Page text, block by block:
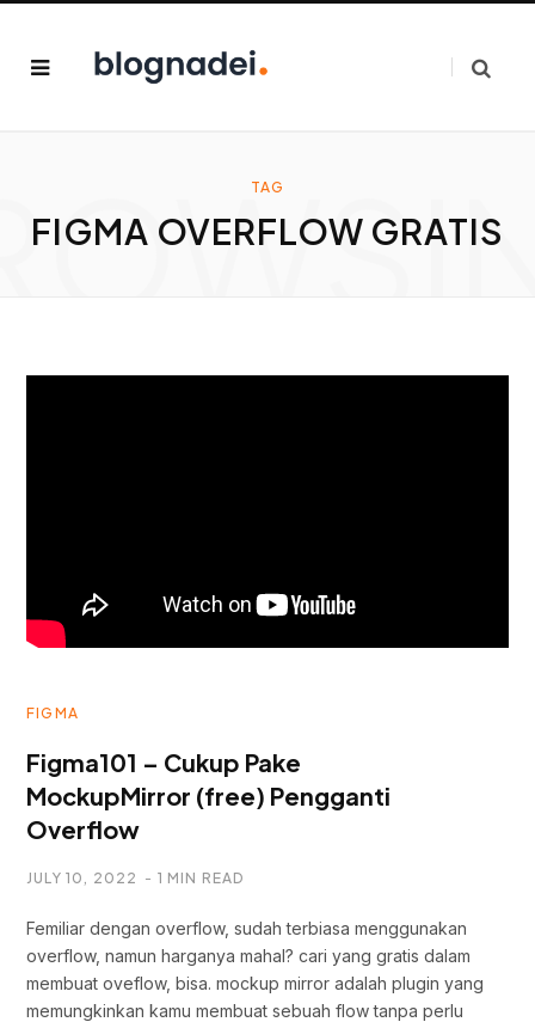
TAG
FIGMA OVERFLOW GRATIS
FIGMA
Figma101 – Cukup Pake
MockupMirror (free) Pengganti
Overflow
JULY 10, 2022 1 MIN READ
Femiliar dengan overflow, sudah terbiasa menggunakan
overflow, namun harganya mahal? cari yang gratis dalam
membuat oveflow, bisa. mockup mirror adalah plugin yang
memungkinkan kamu membuat sebuah flow tanpa perlu